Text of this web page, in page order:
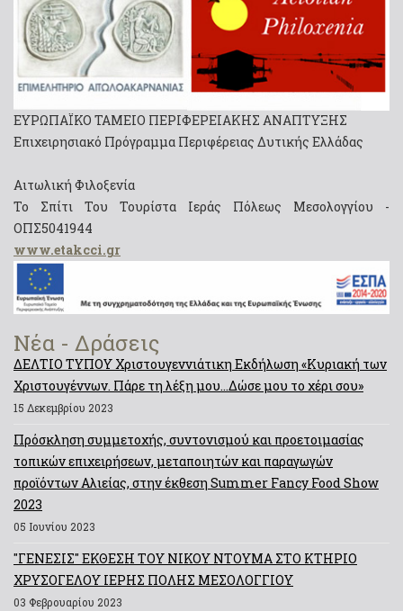
ΕΥΡΩΠΑΪΚΟ ΤΑΜΕΙΟ ΠΕΡΙΦΕΡΕΙΑΚΗΣ ΑΝΑΠΤΥΞΗΣ
Επιχειρησιακό Πρόγραμμα Περιφέρειας Δυτικής Ελλάδας
Αιτωλική Φιλοξενία
Το Σπίτι Του Τουρίστα Ιεράς Πόλεως Μεσολογγίου -
ΟΠΣ5041944
www.etakcci.gr
Νέα - Δράσεις
ΔΕΛΤΙΟ ΤΥΠΟΥ Χριστουγεννιάτικη Εκδήλωση «Κυριακή των
Χριστουγέννων. Πάρε τη λέξη μου…Δώσε μου το χέρι σου»
15 Δεκεμβρίου 2023
Πρόσκληση συμμετοχής, συντονισμού και προετοιμασίας
τοπικών επιχειρήσεων, μεταποιητών και παραγωγών
προϊόντων Αλιείας, στην έκθεση Summer Fancy Food Show
2023
05 Ιουνίου 2023
"ΓΕΝΕΣΙΣ" ΕΚΘΕΣΗ ΤΟΥ ΝΙΚΟΥ ΝΤΟΥΜΑ ΣΤΟ ΚΤΗΡΙΟ
ΧΡΥΣΟΓΕΛΟΥ ΙΕΡΗΣ ΠΟΛΗΣ ΜΕΣΟΛΟΓΓΙΟΥ
03 Φεβρουαρίου 2023